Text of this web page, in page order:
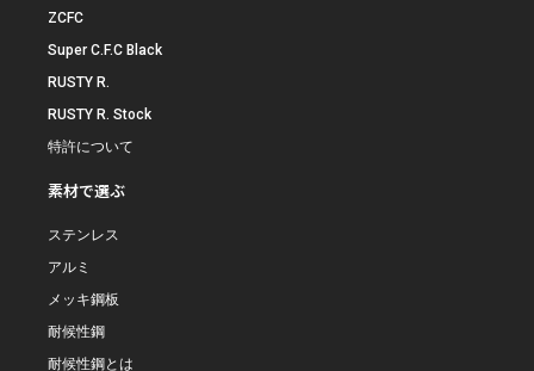
ZCFC
Super C.F.C Black
RUSTY R.
RUSTY R. Stock
特許について
素材で選ぶ
ステンレス
アルミ
メッキ鋼板
耐候性鋼
耐候性鋼とは